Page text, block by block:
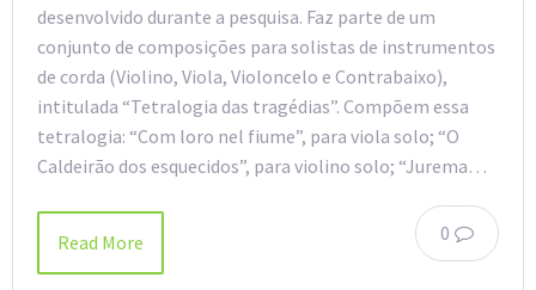
desenvolvido durante a pesquisa. Faz parte de um
conjunto de composições para solistas de instrumentos
de corda (Violino, Viola, Violoncelo e Contrabaixo),
intitulada “Tetralogia das tragédias”. Compõem essa
tetralogia: “Com loro nel fiume”, para viola solo; “O
Caldeirão dos esquecidos”, para violino solo; “Jurema…
0
Read More